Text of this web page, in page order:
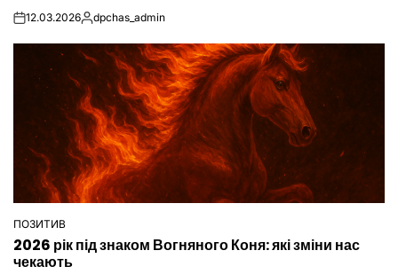
on12.03.2026Опубліковано
dpchas_admin
ОПУБЛІКУВАТИ
У
ПОЗИТИВ
2026 рік під знаком Вогняного Коня: які зміни нас
чекають